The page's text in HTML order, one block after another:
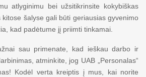
atlyginimu bei užsitikrinsite kokybiškas
šalyse gali būti geriausias gyvenimo
kad padėtume jį priimti tinkamai.
sau primenate, kad ieškau darbo ir
atminkite, jog UAB „Personalas“
Kodėl verta kreiptis į mus, kai norite